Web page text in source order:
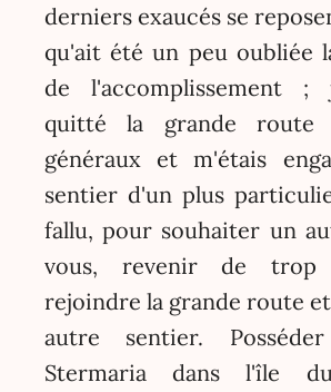
derniers exaucés se
qu'ait été un peu oubliée
de l'accomplissement ;
quitté la grande route
généraux et m'étais
sentier d'un plus
fallu, pour souhaiter un
vous, revenir de
rejoindre la grande route
autre sentier.
Stermaria dans l'île